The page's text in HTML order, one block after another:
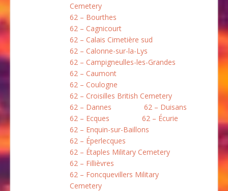
Cemetery
62 – Bourthes
62 – Cagnicourt
62 – Calais Cimetière sud
62 – Calonne-sur-la-Lys
62 – Campigneulles-les-Grandes
62 – Caumont
62 – Coulogne
62 – Croisilles British Cemetery
62 – Dannes
62 – Duisans
62 – Ecques
62 – Écurie
62 – Enquin-sur-Baillons
62 – Éperlecques
62 – Étaples Military Cemetery
62 – Fillièvres
62 – Foncquevillers Military
Cemetery